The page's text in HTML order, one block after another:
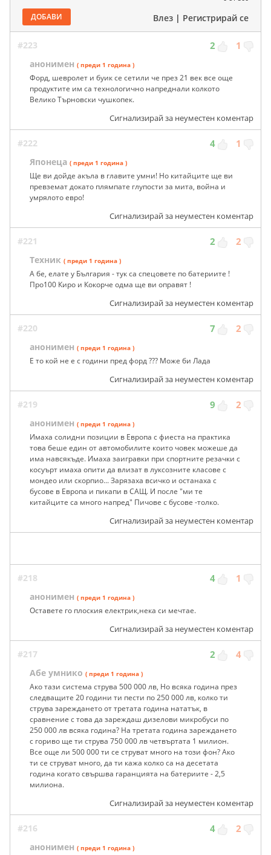
ДОБАВИ Влез | Регистрирай се
#223 2 1
анонимен ( преди 1 година )
Форд, шевролет и буик се сетили че през 21 век все още
продуктите им са технологично напреднали колкото
Велико Търновски чушкопек.
Сигнализирай за неуместен коментар
#222 4 1
Японеца ( преди 1 година )
Ще ви дойде акъла в главите умни! Но китайците ще ви
превземат докато плямпате глупости за мита, война и
умрялото евро!
Сигнализирай за неуместен коментар
#221 2 2
Техник ( преди 1 година )
А бе, елате у България - тук са спецовете по батериите !
Про100 Киро и Кокорче одма ще ви оправят !
Сигнализирай за неуместен коментар
#220 7 2
анонимен ( преди 1 година )
Е то кой не е с години пред форд ??? Може би Лада
Сигнализирай за неуместен коментар
#219 9 2
анонимен ( преди 1 година )
Имаха солидни позиции в Европа с фиеста на практика
това беше един от автомобилите които човек можеше да
има навсякъде. Имаха заигравки при спортните резачки с
косуърт имаха опити да влизат в луксозните класове с
мондео или скорпио... Зарязаха всичко и останаха с
бусове в Европа и пикапи в САЩ. И после "ми те
китайците са много напред" Пичове с бусове -толко.
Сигнализирай за неуместен коментар
#218 4 1
анонимен ( преди 1 година )
Оставете го плоския електрик,нека си мечтае.
Сигнализирай за неуместен коментар
#217 2 4
Абе умнико ( преди 1 година )
Ако тази система струва 500 000 лв, Но всяка година през
следващите 20 години ти пести по 250 000 лв, колко ти
струва зареждането от третата година нататък, в
сравнение с това да зареждаш дизелови микробуси по
250 000 лв всяка година? На третата година зареждането
с гориво ще ти струва 750 000 лв четвъртата 1 милион.
Все още ли 500 000 ти се струват много на този фон? Ако
ти се струват много, да ти кажа колко са на десетата
година когато свършва гаранцията на батериите - 2,5
милиона.
Сигнализирай за неуместен коментар
#216 4 2
анонимен ( преди 1 година )